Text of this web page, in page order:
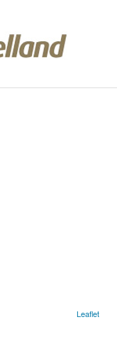
Leaflet